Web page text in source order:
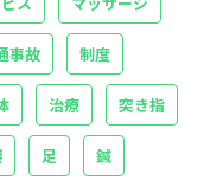
事故 制度
治療 突き指
足 鍼